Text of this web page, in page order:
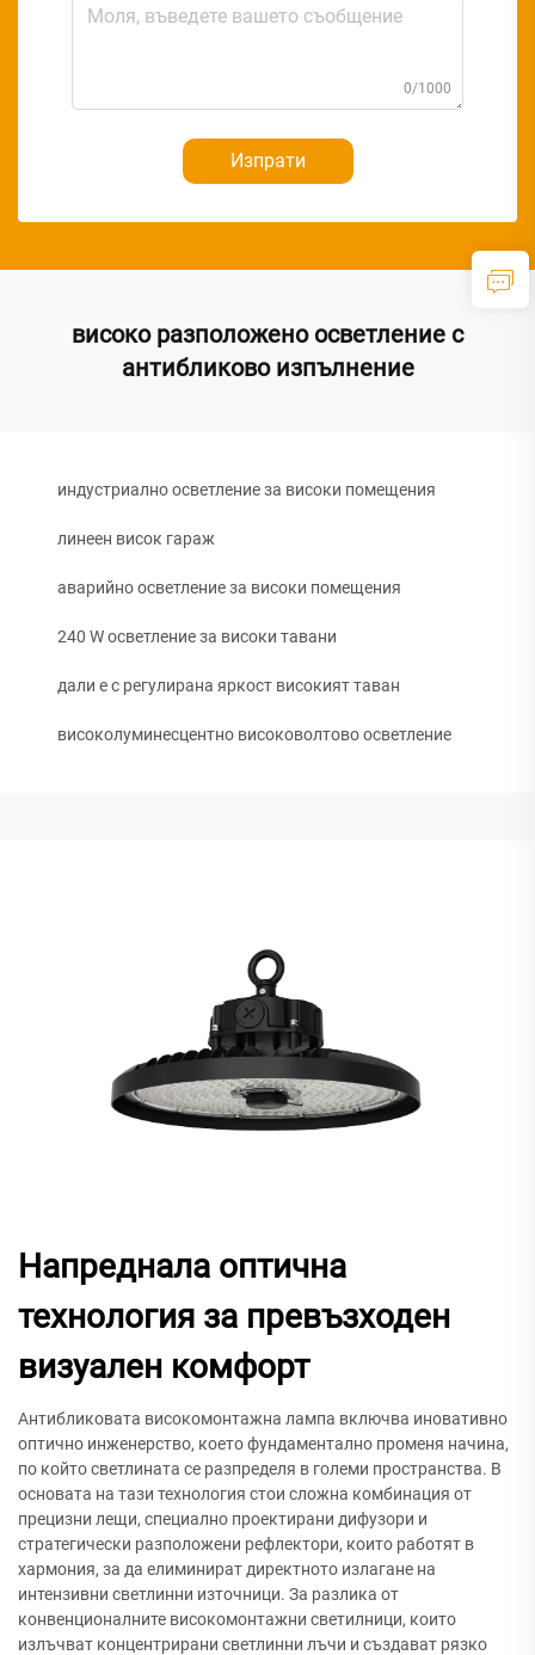
0/1000
Изпрати
високо разположено осветление с
антибликово изпълнение
индустриално осветление за високи помещения
линеен висок гараж
аварийно осветление за високи помещения
240 W осветление за високи тавани
дали е с регулирана яркост високият таван
високолуминесцентно високоволтово осветление
Напреднала оптична
технология за превъзходен
визуален комфорт
Антибликовата високомонтажна лампа включва иновативно
оптично инженерство, което фундаментално променя начина,
по който светлината се разпределя в големи пространства. В
основата на тази технология стои сложна комбинация от
прецизни лещи, специално проектирани дифузори и
стратегически разположени рефлектори, които работят в
хармония, за да елиминират директното излагане на
интензивни светлинни източници. За разлика от
конвенционалните високомонтажни светилници, които
излъчват концентрирани светлинни лъчи и създават рязко